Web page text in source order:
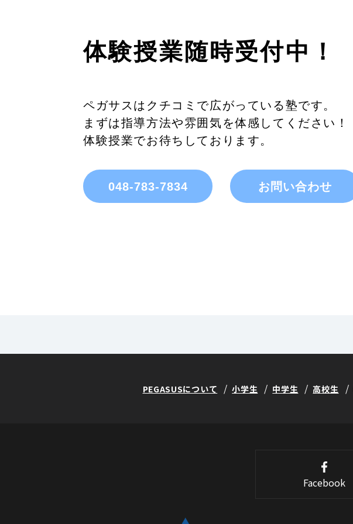
体験授業随時受付中！
ペガサスはクチコミで広がっている塾です。
まずは指導方法や雰囲気を体感してください！
体験授業でお待ちしております。
048-783-7834 お問い合わせ
PEGASUSについて 小学生 中学生 高校生
Facebook